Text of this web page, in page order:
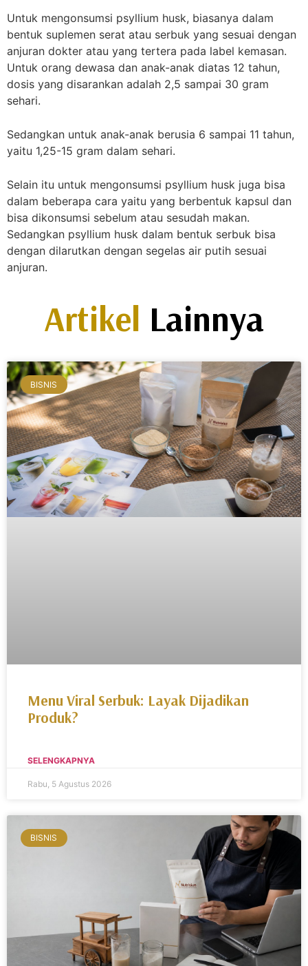
Untuk mengonsumsi psyllium husk, biasanya dalam
bentuk suplemen serat atau serbuk yang sesuai dengan
anjuran dokter atau yang tertera pada label kemasan.
Untuk orang dewasa dan anak-anak diatas 12 tahun,
dosis yang disarankan adalah 2,5 sampai 30 gram
sehari.
Sedangkan untuk anak-anak berusia 6 sampai 11 tahun,
yaitu 1,25-15 gram dalam sehari.
Selain itu untuk mengonsumsi psyllium husk juga bisa
dalam beberapa cara yaitu yang berbentuk kapsul dan
bisa dikonsumsi sebelum atau sesudah makan.
Sedangkan psyllium husk dalam bentuk serbuk bisa
dengan dilarutkan dengan segelas air putih sesuai
anjuran.
Artikel Lainnya
BISNIS
Menu Viral Serbuk: Layak Dijadikan
Produk?
SELENGKAPNYA
Rabu, 5 Agustus 2026
BISNIS